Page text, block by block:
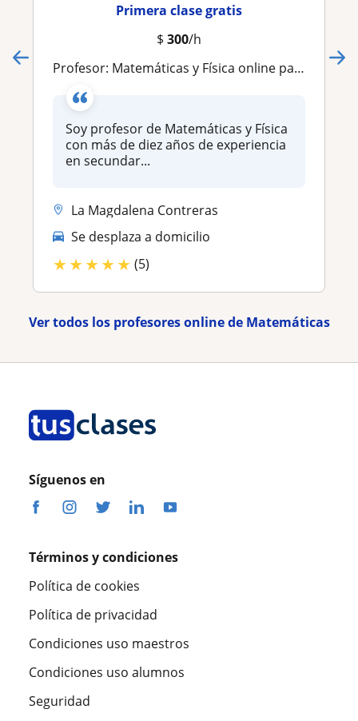
Primera clase gratis
$ 300/h
Profesor: Matemáticas y Física online para secundaria, preparatoria, IB y universidad
Soy profesor de Matemáticas y Física
con más de diez años de experiencia
en secundar...
La Magdalena Contreras
Se desplaza a domicilio
★★★★★ (5)
Ver todos los profesores online de Matemáticas
Síguenos en
Términos y condiciones
Política de cookies
Política de privacidad
Condiciones uso maestros
Condiciones uso alumnos
Seguridad